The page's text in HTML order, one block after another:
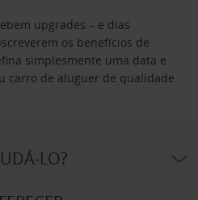
upgrades – e dias
os benefícios de
simplesmente uma data e
carro de aluguer de qualidade.
LO?